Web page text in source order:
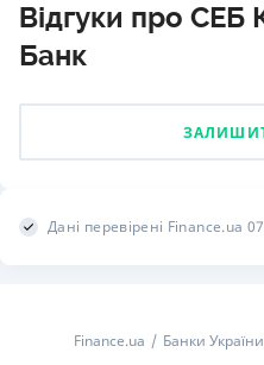
Відгуки про СЕБ
Банк
Дані перевірені Finance.ua
Finance.ua Банки України